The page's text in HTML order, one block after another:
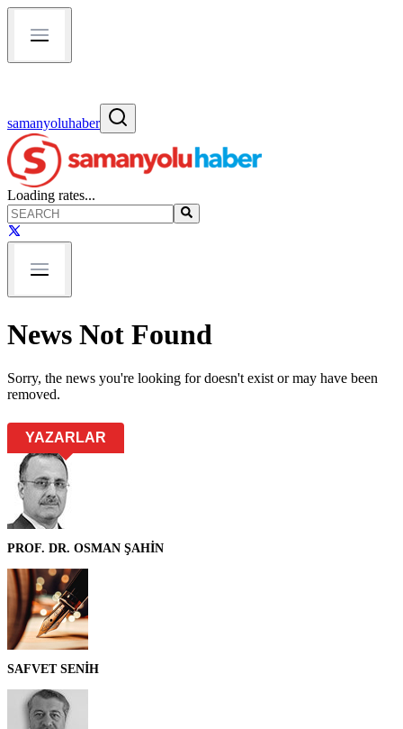
samanyoluhaber
Loading rates...
News Not Found
Sorry, the news you're looking for doesn't exist or may have been
removed.
YAZARLAR
PROF. DR. OSMAN ŞAHİN
SAFVET SENİH